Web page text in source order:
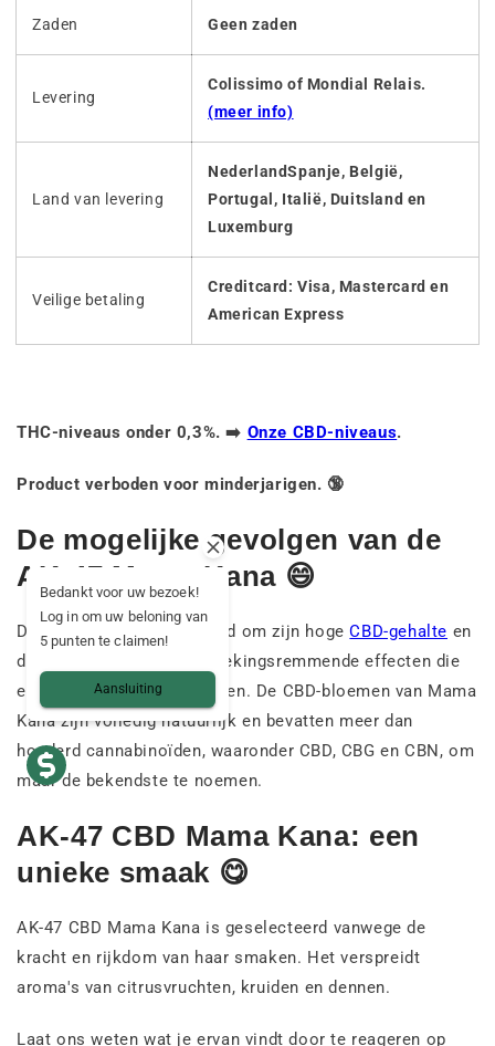
Zaden Geen zaden
Levering
Colissimo of Mondial Relais.
(meer info)
Land van levering
NederlandSpanje, België,
Portugal, Italië, Duitsland en
Luxemburg
Veilige betaling
Creditcard: Visa, Mastercard en
American Express
THC-niveaus onder 0,3%. ➡️ Onze CBD-niveaus.
Product verboden voor minderjarigen. 🔞
De mogelijke gevolgen van de
AK-47 Mama Kana 😄
De AK-47 CBD staat bekend om zijn hogeCBD-gehalte en
de ontspannende en ontstekingsremmende effecten die
eraan worden toegeschreven. De CBD-bloemen van Mama
Kana zijn volledig natuurlijk en bevatten meer dan
honderd cannabinoïden, waaronder CBD, CBG en CBN, om
maar de bekendste te noemen.
AK-47 CBD Mama Kana: een
unieke smaak 😋
AK-47 CBD Mama Kana is geselecteerd vanwege de
kracht en rijkdom van haar smaken. Het verspreidt
aroma's van citrusvruchten, kruiden en dennen.
Laat ons weten wat je ervan vindt door te reageren op
Bedankt voor uw bezoek!
Log in om uw beloning van
5 punten te claimen!
Aansluiting